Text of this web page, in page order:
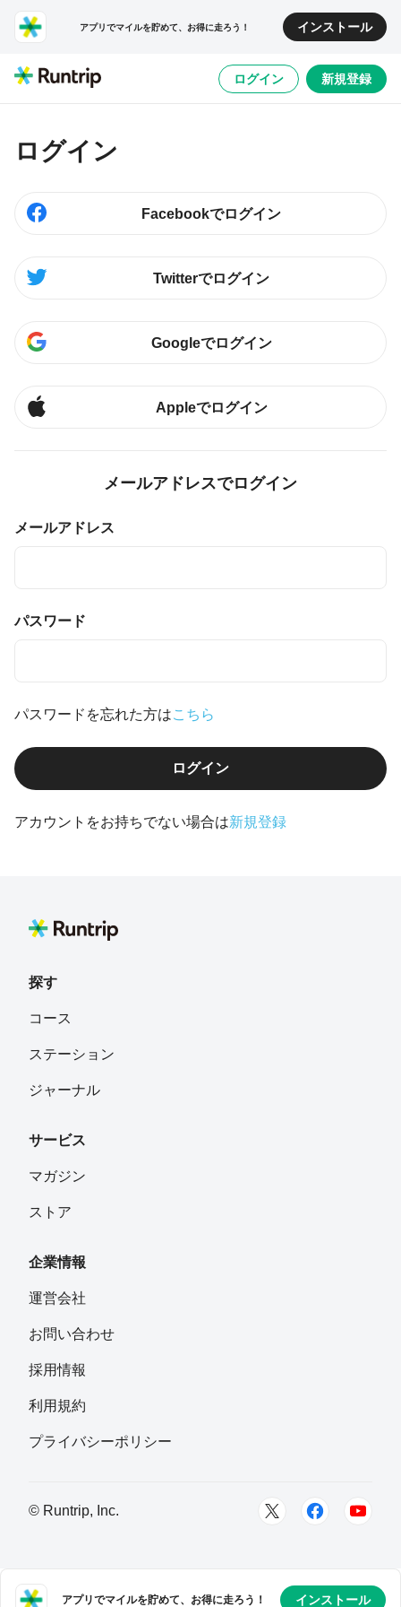
アプリでマイルを貯めて、お得に走ろう！ インストール
ログイン 新規登録
ログイン
Facebookでログイン
Twitterでログイン
Googleでログイン
Appleでログイン
メールアドレスでログイン
メールアドレス
パスワード
パスワードを忘れた方はこちら
ログイン
アカウントをお持ちでない場合は新規登録
探す
コース
ステーション
ジャーナル
サービス
マガジン
ストア
企業情報
運営会社
お問い合わせ
採用情報
利用規約
プライバシーポリシー
© Runtrip, Inc.
アプリでマイルを貯めて、お得に走ろう！ インストール